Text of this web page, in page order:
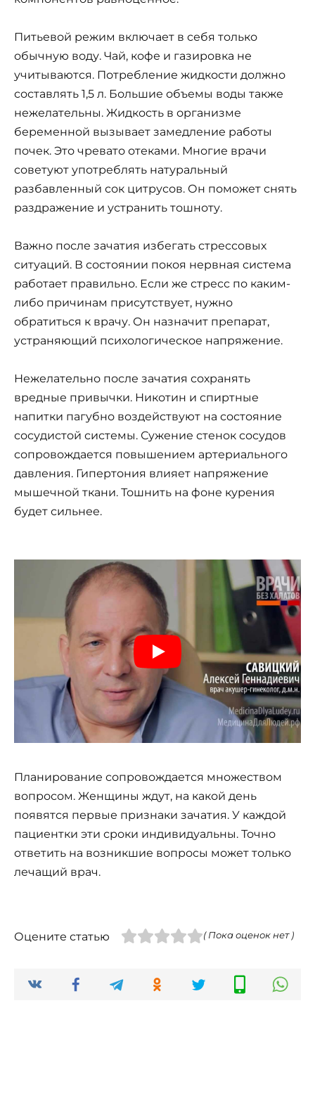
Питьевой режим включает в себя только
обычную воду. Чай, кофе и газировка не
учитываются. Потребление жидкости должно
составлять 1,5 л. Большие объемы воды также
нежелательны. Жидкость в организме
беременной вызывает замедление работы
почек. Это чревато отеками. Многие врачи
советуют употреблять натуральный
разбавленный сок цитрусов. Он поможет снять
раздражение и устранить тошноту.
Важно после зачатия избегать стрессовых
ситуаций. В состоянии покоя нервная система
работает правильно. Если же стресс по каким-
либо причинам присутствует, нужно
обратиться к врачу. Он назначит препарат,
устраняющий психологическое напряжение.
Нежелательно после зачатия сохранять
вредные привычки. Никотин и спиртные
напитки пагубно воздействуют на состояние
сосудистой системы. Сужение стенок сосудов
сопровождается повышением артериального
давления. Гипертония влияет напряжение
мышечной ткани. Тошнить на фоне курения
будет сильнее.
Планирование сопровождается множеством
вопросом. Женщины ждут, на какой день
появятся первые признаки зачатия. У каждой
пациентки эти сроки индивидуальны. Точно
ответить на возникшие вопросы может только
лечащий врач.
Оцените статью ( Пока оценок нет )